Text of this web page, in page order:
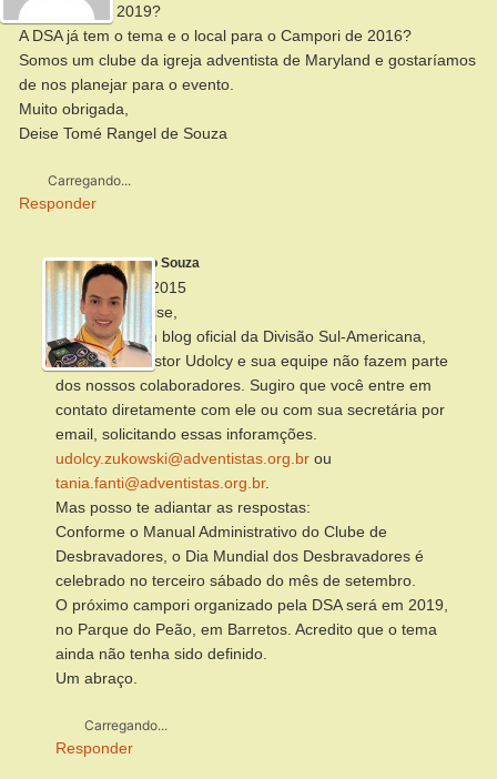
2017, 2018 e 2019?
A DSA já tem o tema e o local para o Campori de 2016?
Somos um clube da igreja adventista de Maryland e gostaríamos
de nos planejar para o evento.
Muito obrigada,
Deise Tomé Rangel de Souza
Carregando...
Responder
Alberto Souza
5 de julho de 2015
Boa tarde, Deise,
Este não é um blog oficial da Divisão Sul-Americana,
portanto, o pastor Udolcy e sua equipe não fazem parte
dos nossos colaboradores. Sugiro que você entre em
contato diretamente com ele ou com sua secretária por
email, solicitando essas inforamções.
udolcy.zukowski@adventistas.org.brou
tania.fanti@adventistas.org.br.
Mas posso te adiantar as respostas:
Conforme o Manual Administrativo do Clube de
Desbravadores, o Dia Mundial dos Desbravadores é
celebrado no terceiro sábado do mês de setembro.
O próximo campori organizado pela DSA será em 2019,
no Parque do Peão, em Barretos. Acredito que o tema
ainda não tenha sido definido.
Um abraço.
Carregando...
Responder